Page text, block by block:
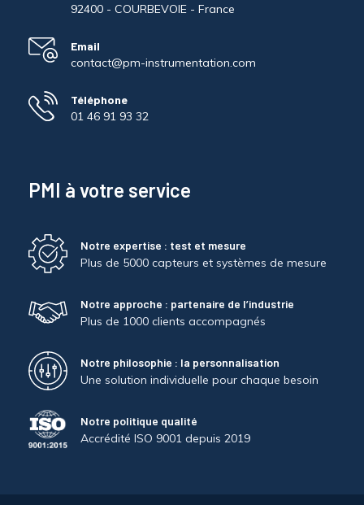
92400 - COURBEVOIE - France
Email
contact@pm-instrumentation.com
Téléphone
01 46 91 93 32
PMI à votre service
Notre expertise : test et mesure
Plus de 5000 capteurs et systèmes de mesure
Notre approche : partenaire de l’industrie
Plus de 1000 clients accompagnés
Notre philosophie : la personnalisation
Une solution individuelle pour chaque besoin
Notre politique qualité
Accrédité ISO 9001 depuis 2019